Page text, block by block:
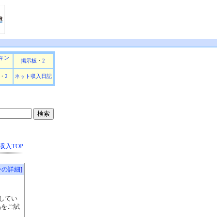
ン 掲示板 ・ 2
・ 2 ネット収入日記
入TOP
詳細]
てい
ご試